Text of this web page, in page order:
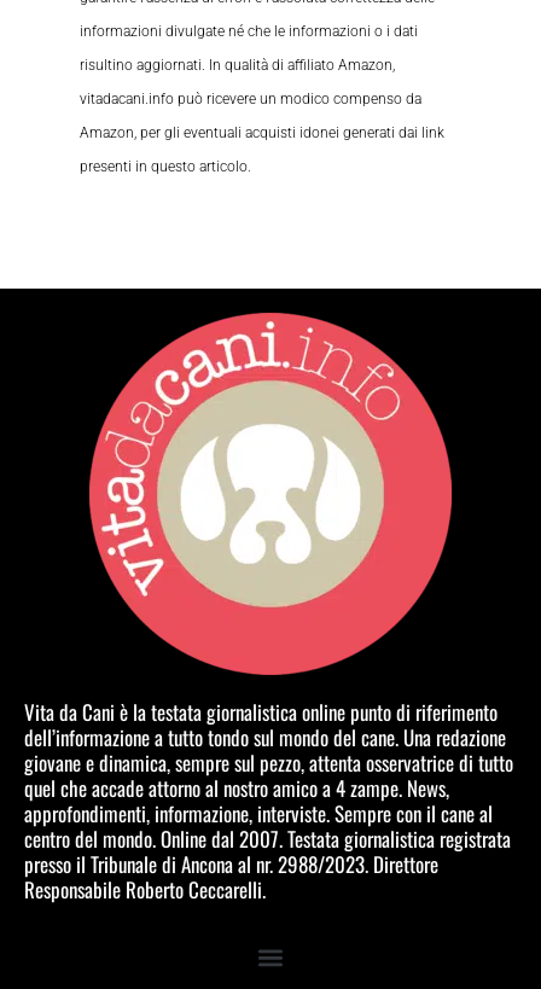
informazioni divulgate né che le informazioni o i dati
risultino aggiornati. In qualità di affiliato Amazon,
vitadacani.info può ricevere un modico compenso da
Amazon, per gli eventuali acquisti idonei generati dai link
presenti in questo articolo.
Vita da Cani è la testata giornalistica online punto di riferimento
dell’informazione a tutto tondo sul mondo del cane. Una redazione
giovane e dinamica, sempre sul pezzo, attenta osservatrice di tutto
quel che accade attorno al nostro amico a 4 zampe. News,
approfondimenti, informazione, interviste. Sempre con il cane al
centro del mondo. Online dal 2007. Testata giornalistica registrata
presso il Tribunale di Ancona al nr. 2988/2023. Direttore
Responsabile Roberto Ceccarelli.